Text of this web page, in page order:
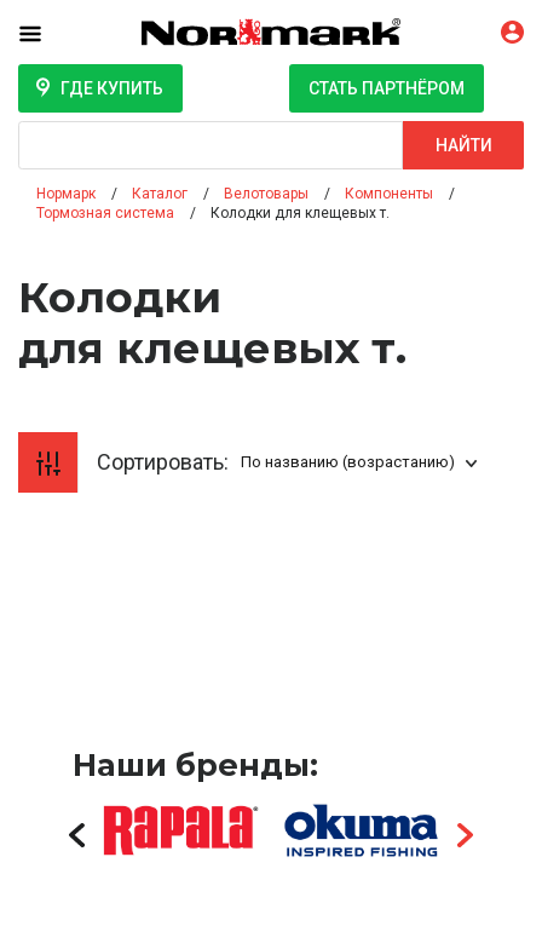
ГДЕ КУПИТЬ СТАТЬ ПАРТНЁРОМ
НАЙТИ
Нормарк Каталог Велотовары
Компоненты
Тормозная система
Колодки для клещевых т.
Колодки
для клещевых т.
Сортировать: По названию (возрастанию)
Наши бренды: